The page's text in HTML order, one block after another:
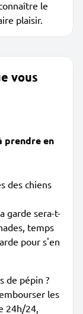
le
plaisir.
vous
prendre en
des chiens
garde sera-t-
temps
pour s'en
de pépin ?
les
24h/24,